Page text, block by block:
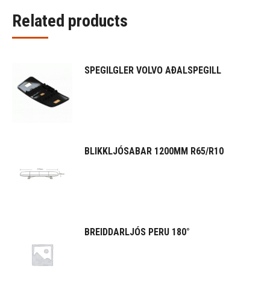
Related products
SPEGILGLER VOLVO AÐALSPEGILL
BLIKKLJÓSABAR 1200MM R65/R10
BREIDDARLJÓS PERU 180°